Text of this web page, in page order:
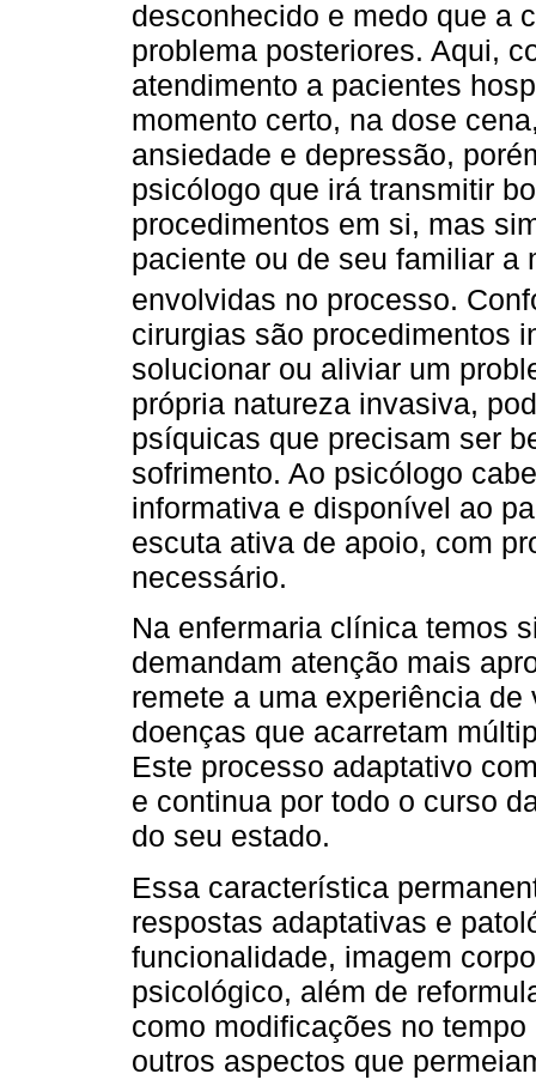
desconhecido e medo que a
problema posteriores. Aqui,
atendimento a pacientes
momento certo, na dose
ansiedade e depressão,
psicólogo que irá transmitir
procedimentos em si, mas
paciente ou de seu familiar a
envolvidas no processo.
cirurgias são procedimentos
solucionar ou aliviar um
própria natureza invasiva,
psíquicas que precisam ser
sofrimento. Ao psicólogo
informativa e disponível ao
escuta ativa de apoio, com
necessário.
Na enfermaria clínica temos
demandam atenção mais
remete a uma experiência
doenças que acarretam
Este processo adaptativo
e continua por todo o curso
do seu estado.
Essa característica
respostas adaptativas e
funcionalidade, imagem
psicológico, além de
como modificações no
outros aspectos que